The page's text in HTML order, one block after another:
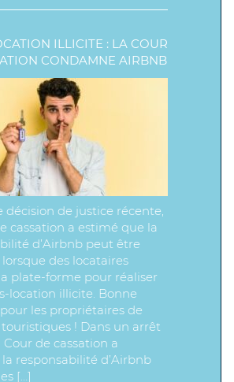
ILLICITE : LA COUR
CONDAMNE AIRBNB
décision de justice récente,
cassation a estimé que la
d’Airbnb peut être
des locataires
plate-forme pour réaliser
location illicite. Bonne
les propriétaires de
! Dans un arrêt
Cour de cassation a
responsabilité d’Airbnb
[…]